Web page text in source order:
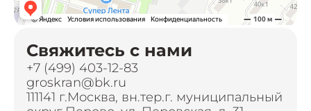
Свяжитесь с нами
+7 (499) 403-12-83
groskran@bk.ru
111141 г.Москва, вн.тер.г. муниципальный